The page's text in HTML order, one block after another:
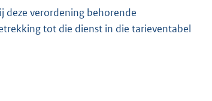
deze verordening behorende
tot die dienst in die tarieventabel